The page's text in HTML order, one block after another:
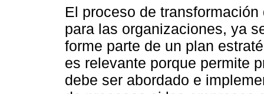
El proceso de
para las organizaciones, ya
forme parte de un plan
es relevante porque permite
debe ser abordado e